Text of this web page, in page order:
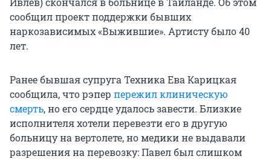
сообщил проект поддержки бывших
наркозависимых «Выжившие». Артисту было 40
лет.
Ранее бывшая супруга Техника Ева Карицкая
сообщила, что рэпер пережил клиническую
смерть, но его сердце удалось завести. Близкие
исполнителя хотели перевезти его в другую
больницу на вертолете, но медики не выдавали
разрешения на перевозку: Павел был слишком